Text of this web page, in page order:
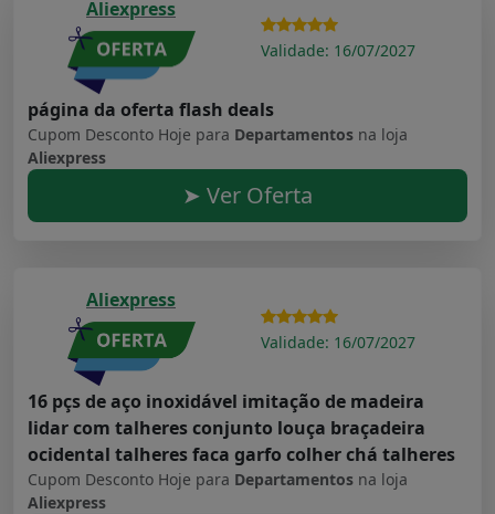
Aliexpress
Validade: 16/07/2027
página da oferta flash deals
Cupom Desconto Hoje para Departamentos na loja
Aliexpress
➤ Ver Oferta
Aliexpress
Validade: 16/07/2027
16 pçs de aço inoxidável imitação de madeira
lidar com talheres conjunto louça braçadeira
ocidental talheres faca garfo colher chá talheres
Cupom Desconto Hoje para Departamentos na loja
Aliexpress